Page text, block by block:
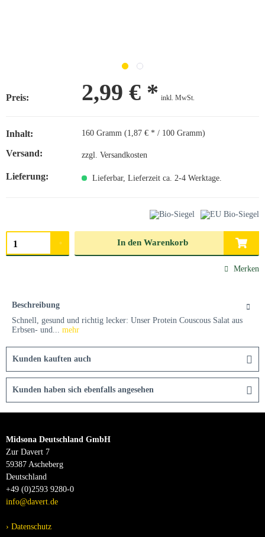
Preis: 2,99 € * inkl. MwSt.
Inhalt: 160 Gramm (1,87 € * / 100 Gramm)
Versand: zzgl. Versandkosten
Lieferung: Lieferbar, Lieferzeit ca. 2-4 Werktage.
Menge auswählen
In den Warenkorb
Merken
Beschreibung
Schnell, gesund und richtig lecker: Unser Protein Couscous Salat aus
Erbsen- und... mehr
Kunden kauften auch
Kunden haben sich ebenfalls angesehen
Midsona Deutschland GmbH
Zur Davert 7
59387 Ascheberg
Deutschland
+49 (0)2593 9280-0
info@davert.de
Datenschutz